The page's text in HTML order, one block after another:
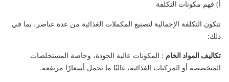
أ) فهم مكونات التكلفة
تتكون التكلفة الإجمالية لتصنيع المكملات الغذائية من عدة عناصر، بما في
ذلك:
تكاليف المواد الخام : المكونات عالية الجودة، وخاصة المستخلصات
المتخصصة أو المركبات الغذائية، غالبًا ما تحمل أسعارًا مرتفعة.